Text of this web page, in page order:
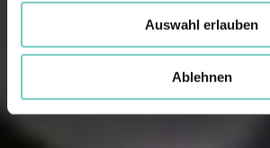
Auswahl erlauben
Ablehnen